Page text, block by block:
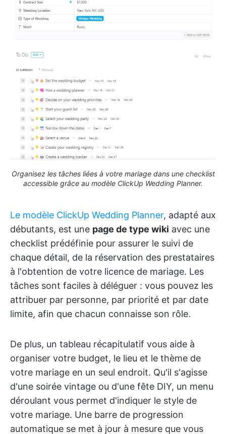
Organisez les tâches liées à votre mariage dans une checklist
accessible grâce au modèle ClickUp Wedding Planner.
Le modèle ClickUp Wedding Planner, adapté aux
débutants, est une page de type wiki avec une
checklist prédéfinie pour assurer le suivi de
chaque détail, de la réservation des prestataires
à l'obtention de votre licence de mariage. Les
tâches sont faciles à déléguer : vous pouvez les
attribuer par personne, par priorité et par date
limite, afin que chacun connaisse son rôle.
De plus, un tableau récapitulatif vous aide à
organiser votre budget, le lieu et le thème de
votre mariage en un seul endroit. Qu'il s'agisse
d'une soirée vintage ou d'une fête DIY, un menu
déroulant vous permet d'indiquer le style de
votre mariage. Une barre de progression
automatique se met à jour à mesure que vous